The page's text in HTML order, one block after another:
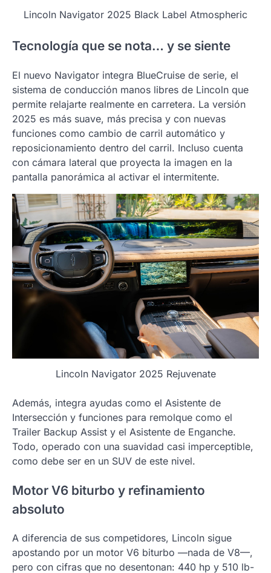
Lincoln Navigator 2025 Black Label Atmospheric
Tecnología que se nota… y se siente
El nuevo Navigator integra BlueCruise de serie, el
sistema de conducción manos libres de Lincoln que
permite relajarte realmente en carretera. La versión
2025 es más suave, más precisa y con nuevas
funciones como cambio de carril automático y
reposicionamiento dentro del carril. Incluso cuenta
con cámara lateral que proyecta la imagen en la
pantalla panorámica al activar el intermitente.
Lincoln Navigator 2025 Rejuvenate
Además, integra ayudas como el Asistente de
Intersección y funciones para remolque como el
Trailer Backup Assist y el Asistente de Enganche.
Todo, operado con una suavidad casi imperceptible,
como debe ser en un SUV de este nivel.
Motor V6 biturbo y refinamiento
absoluto
A diferencia de sus competidores, Lincoln sigue
apostando por un motor V6 biturbo —nada de V8—,
pero con cifras que no desentonan: 440 hp y 510 lb-